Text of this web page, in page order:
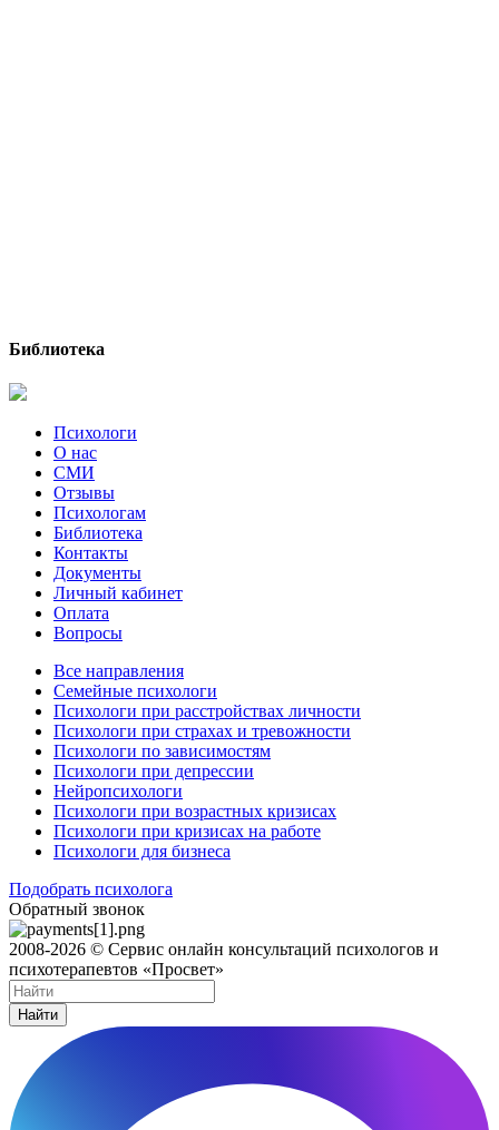
Библиотека
Психологи
О нас
СМИ
Отзывы
Психологам
Библиотека
Контакты
Документы
Личный кабинет
Оплата
Вопросы
Все направления
Семейные психологи
Психологи при расстройствах личности
Психологи при страхах и тревожности
Психологи по зависимостям
Психологи при депрессии
Нейропсихологи
Психологи при возрастных кризисах
Психологи при кризисах на работе
Психологи для бизнеса
Подобрать психолога
Обратный звонок
2008-2026 © Сервис онлайн консультаций психологов и
психотерапевтов «Просвет»
Найти